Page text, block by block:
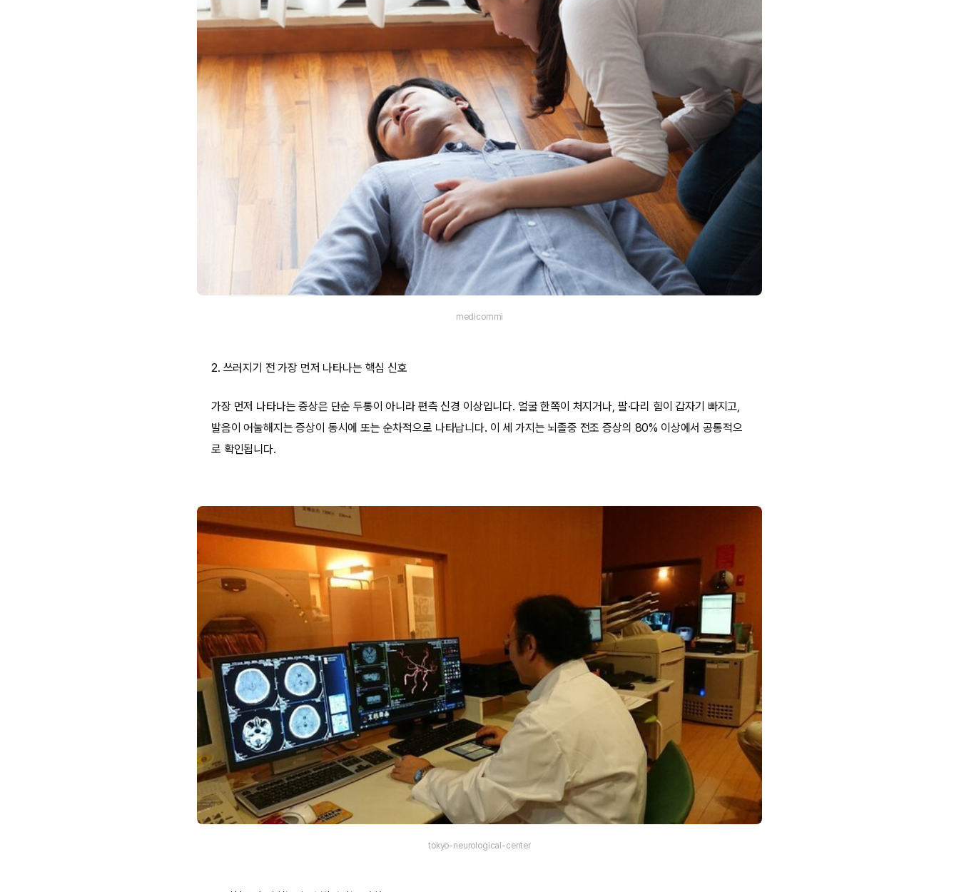
medicommi
2. 쓰러지기 전 가장 먼저 나타나는 핵심 신호
가장 먼저 나타나는 증상은 단순 두통이 아니라 편측 신경 이상입니다. 얼굴 한쪽이 처지거나, 팔·다리 힘이 갑자기 빠지고,
발음이 어눌해지는 증상이 동시에 또는 순차적으로 나타납니다. 이 세 가지는 뇌졸중 전조 증상의 80% 이상에서 공통적으
로 확인됩니다.
tokyo-neurological-center